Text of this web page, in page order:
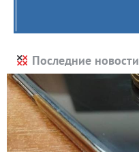
Последние новости